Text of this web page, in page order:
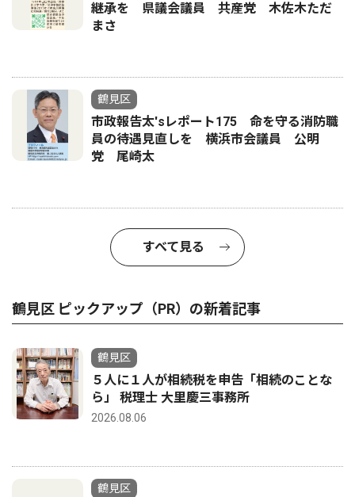
継承を 県議会議員 共産党 木佐木ただ
まさ
鶴見区
市政報告太'sレポート175 命を守る消防職
員の待遇見直しを 横浜市会議員 公明
党 尾崎太
すべて見る
鶴見区 ピックアップ（PR）の新着記事
鶴見区
５人に１人が相続税を申告「相続のことな
ら」 税理士 大里慶三事務所
2026.08.06
鶴見区